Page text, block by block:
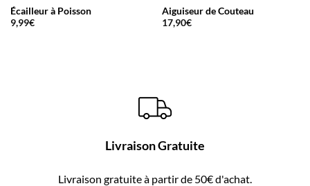
Écailleur à Poisson
9,99€
Aiguiseur de Couteau
17,90€
Livraison Gratuite
Livraison gratuite à partir de 50€ d'achat.